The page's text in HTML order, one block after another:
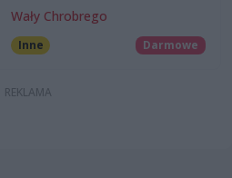
Wały Chrobrego
Inne Darmowe